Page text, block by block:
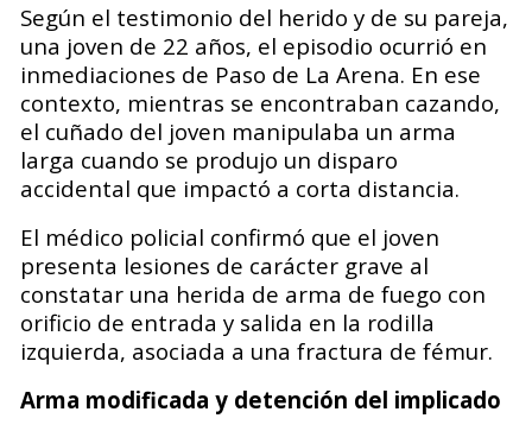
Según el testimonio del herido y de su pareja,
una joven de 22 años, el episodio ocurrió en
inmediaciones de Paso de La Arena. En ese
contexto, mientras se encontraban cazando,
el cuñado del joven manipulaba un arma
larga cuando se produjo un disparo
accidental que impactó a corta distancia.
El médico policial confirmó que el joven
presenta lesiones de carácter grave al
constatar una herida de arma de fuego con
orificio de entrada y salida en la rodilla
izquierda, asociada a una fractura de fémur.
Arma modificada y detención del implicado